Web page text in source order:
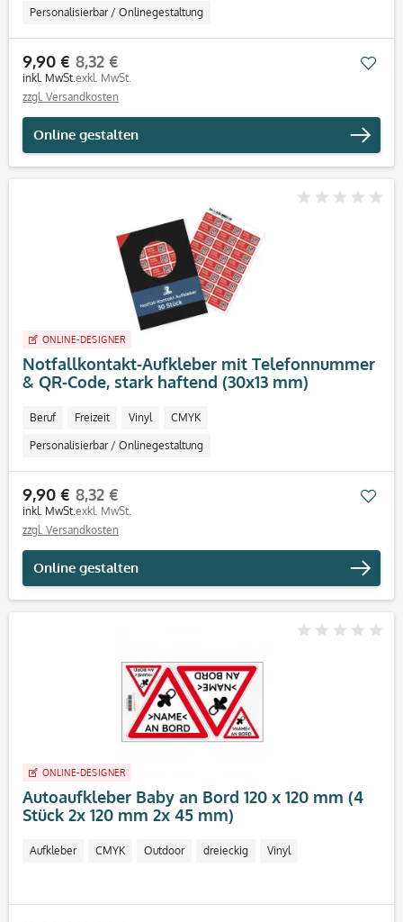
Personalisierbar / Onlinegestaltung
9,90 €
inkl. MwSt.
8,32 €
exkl. MwSt.
zzgl. Versandkosten
Online gestalten
ONLINE-DESIGNER
Notfallkontakt-Aufkleber mit Telefonnummer
& QR-Code, stark haftend (30x13 mm)
Beruf Freizeit Vinyl CMYK
Personalisierbar / Onlinegestaltung
9,90 €
inkl. MwSt.
8,32 €
exkl. MwSt.
zzgl. Versandkosten
Online gestalten
ONLINE-DESIGNER
Autoaufkleber Baby an Bord 120 x 120 mm (4
Stück 2x 120 mm 2x 45 mm)
Aufkleber CMYK Outdoor dreieckig Vinyl